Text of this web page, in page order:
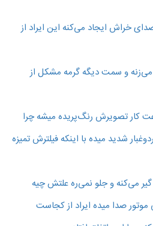
خراش ایجاد می‌کنه این ایراد از
و سمت دیگه گرمه مشکل از
کار تصویرش رنگ‌پریده میشه چرا
شدید میده با اینکه فیلترش تمیزه
می‌کنه و جلو نمی‌ره علتش چیه
صدا میده ایراد از کجاست